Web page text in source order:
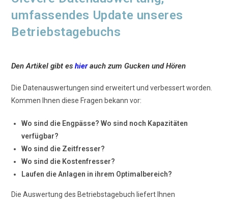
umfassendes Update unseres
Betriebstagebuchs
Den Artikel gibt es hierauch zum Gucken und Hören
Die Datenauswertungen sind erweitert und verbessert worden.
Kommen Ihnen diese Fragen bekann vor:
Wo sind die Engpässe? Wo sind noch Kapazitäten
verfügbar?
Wo sind die Zeitfresser?
Wo sind die Kostenfresser?
Laufen die Anlagen in ihrem Optimalbereich?
Die Auswertung des Betriebstagebuch liefert Ihnen